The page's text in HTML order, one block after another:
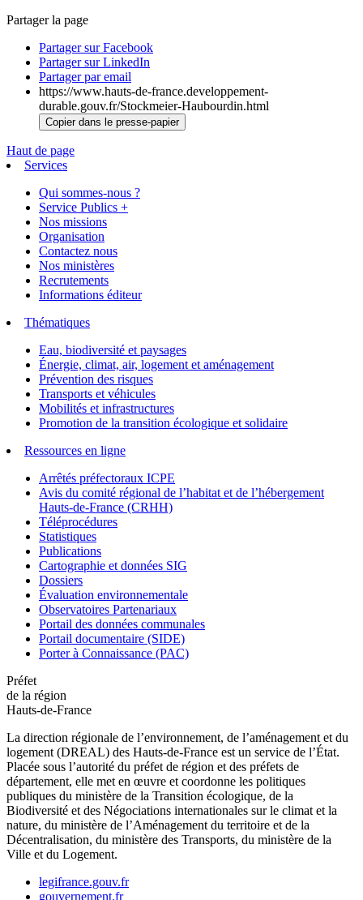
Partager la page
Partager sur Facebook
Partager sur LinkedIn
Partager par email
https://www.hauts-de-france.developpement-
durable.gouv.fr/Stockmeier-Haubourdin.html
Copier dans le presse-papier
Haut de page
Services
Qui sommes-nous ?
Service Publics +
Nos missions
Organisation
Contactez nous
Nos ministères
Recrutements
Informations éditeur
Thématiques
Eau, biodiversité et paysages
Énergie, climat, air, logement et aménagement
Prévention des risques
Transports et véhicules
Mobilités et infrastructures
Promotion de la transition écologique et solidaire
Ressources en ligne
Arrêtés préfectoraux ICPE
Avis du comité régional de l’habitat et de l’hébergement
Hauts-de-France (CRHH)
Téléprocédures
Statistiques
Publications
Cartographie et données SIG
Dossiers
Évaluation environnementale
Observatoires Partenariaux
Portail des données communales
Portail documentaire (SIDE)
Porter à Connaissance (PAC)
Préfet
de la région
Hauts-de-France
La direction régionale de l’environnement, de l’aménagement et du
logement (DREAL) des Hauts-de-France est un service de l’État.
Placée sous l’autorité du préfet de région et des préfets de
département, elle met en œuvre et coordonne les politiques
publiques du ministère de la Transition écologique, de la
Biodiversité et des Négociations internationales sur le climat et la
nature, du ministère de l’Aménagement du territoire et de la
Décentralisation, du ministère des Transports, du ministère de la
Ville et du Logement.
legifrance.gouv.fr
gouvernement.fr